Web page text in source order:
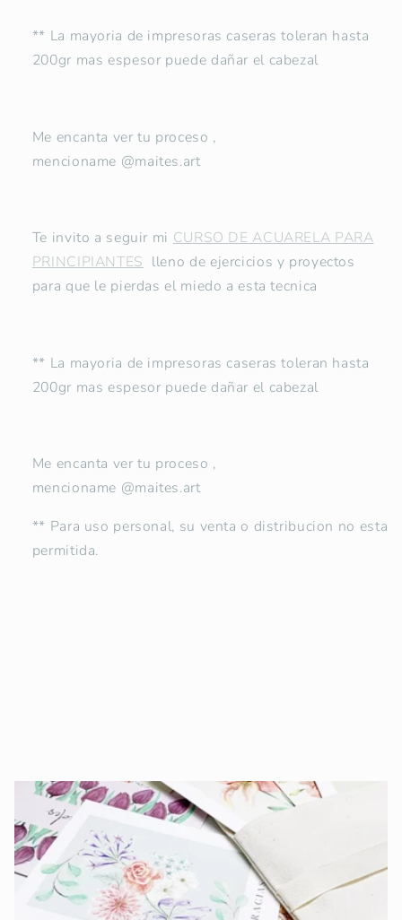
** La mayoria de impresoras caseras toleran hasta
200gr mas espesor puede dañar el cabezal
Me encanta ver tu proceso ,
mencioname @maites.art
Te invito a seguir mi CURSO DE ACUARELA PARA
PRINCIPIANTES lleno de ejercicios y proyectos
para que le pierdas el miedo a esta tecnica
** La mayoria de impresoras caseras toleran hasta
200gr mas espesor puede dañar el cabezal
Me encanta ver tu proceso ,
mencioname @maites.art
** Para uso personal, su venta o distribucion no esta
permitida.